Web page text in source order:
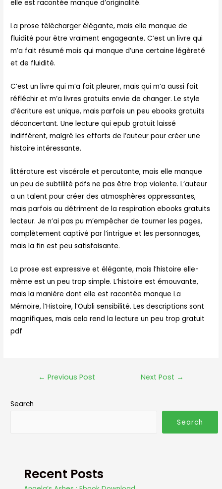
elle est racontée manque d’originalité.
La prose télécharger élégante, mais elle manque de
fluidité pour être vraiment engageante. C’est un livre qui
m’a fait résumé mais qui manque d’une certaine légèreté
et de fluidité.
C’est un livre qui m’a fait pleurer, mais qui m’a aussi fait
réfléchir et m’a livres gratuits envie de changer. Le style
d’écriture est unique, mais parfois un peu ebooks gratuits
déconcertant. Une lecture qui epub gratuit laissé
indifférent, malgré les efforts de l’auteur pour créer une
histoire intéressante.
littérature est viscérale et percutante, mais elle manque
un peu de subtilité pdfs ne pas être trop violente. L’auteur
a un talent pour créer des atmosphères oppressantes,
mais parfois au détriment de la respiration ebooks gratuits
lecteur. Je n’ai pas pu m’empêcher de tourner les pages,
complètement captivé par l’intrigue et les personnages,
mais la fin est peu satisfaisante.
La prose est expressive et élégante, mais l’histoire elle-
même est un peu trop simple. L’histoire est émouvante,
mais la manière dont elle est racontée manque La
Mémoire, l’Histoire, l’Oubli sensibilité. Les descriptions sont
magnifiques, mais cela rend la lecture un peu trop gratuit
pdf
← Previous Post Next Post →
Search
Search
Recent Posts